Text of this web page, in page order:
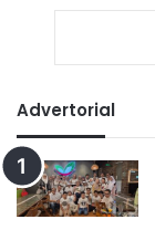
Advertorial